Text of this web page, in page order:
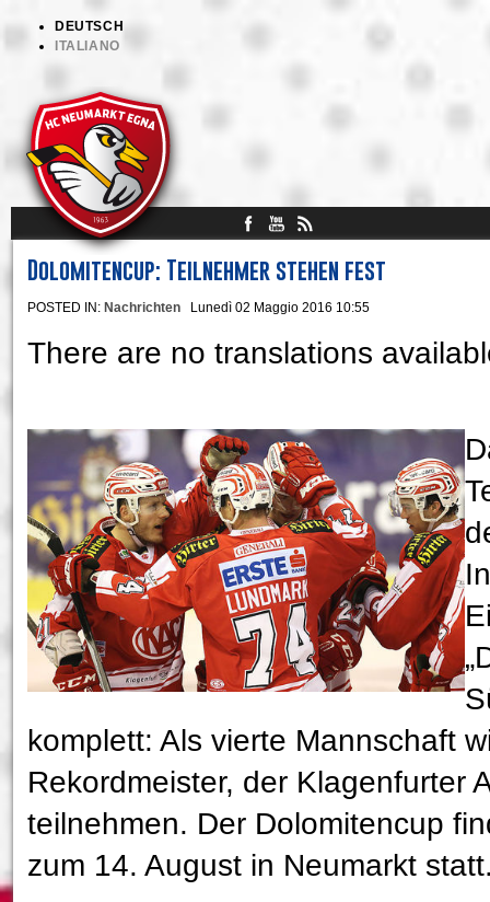
DEUTSCH
ITALIANO
Dolomitencup: Teilnehmer stehen fest
POSTED IN: Nachrichten Lunedì 02 Maggio 2016 10:55
There are no translations
komplett: Als vierte Mannschaft
Rekordmeister, der Klagenfurter
teilnehmen. Der Dolomitencup
zum 14. August in Neumarkt